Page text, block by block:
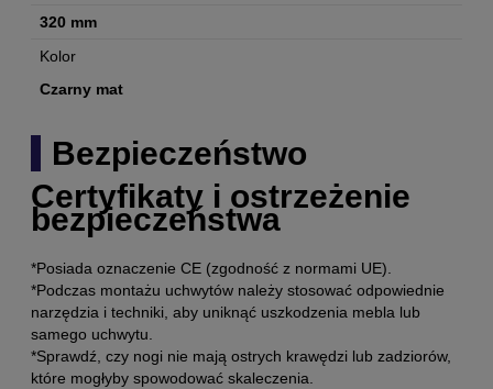
320 mm
Kolor
Czarny mat
Bezpieczeństwo
Certyfikaty i ostrzeżenie
bezpieczeństwa
*Posiada oznaczenie CE (zgodność z normami UE).
*Podczas montażu uchwytów należy stosować odpowiednie
narzędzia i techniki, aby uniknąć uszkodzenia mebla lub
samego uchwytu.
*Sprawdź, czy nogi nie mają ostrych krawędzi lub zadziorów,
które mogłyby spowodować skaleczenia.